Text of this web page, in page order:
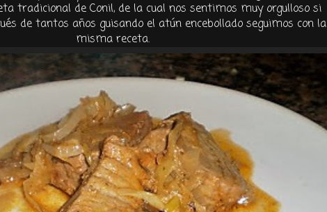
tradicional de Conil, de la cual nos sentimos muy orgulloso si
de tantos años guisando el atúnencebollado seguimos con la
misma receta.